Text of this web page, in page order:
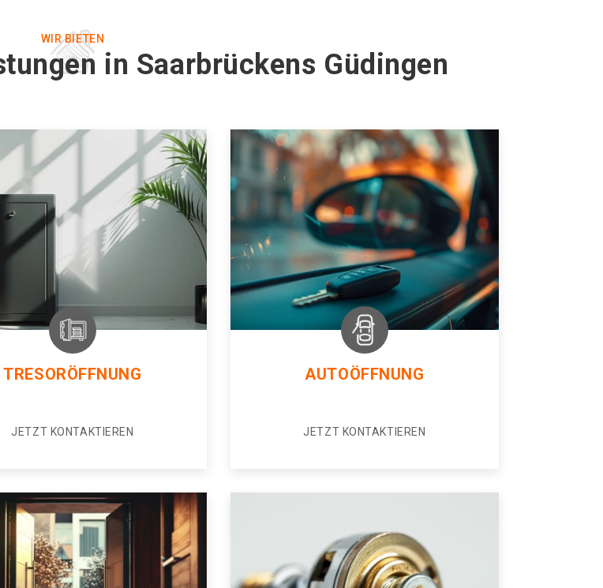
WIR BIETEN
in Saarbrückens Güdingen
TRESORÖFFNUNG
JETZT KONTAKTIEREN
AUTOÖFFNUNG
JETZT KONTAKTIEREN